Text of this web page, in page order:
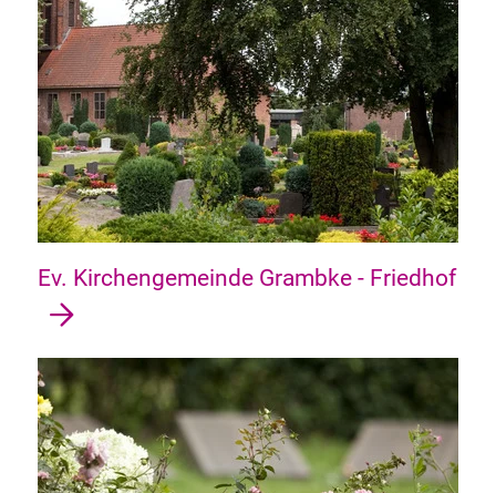
Ev. Kirchengemeinde Grambke - Friedhof